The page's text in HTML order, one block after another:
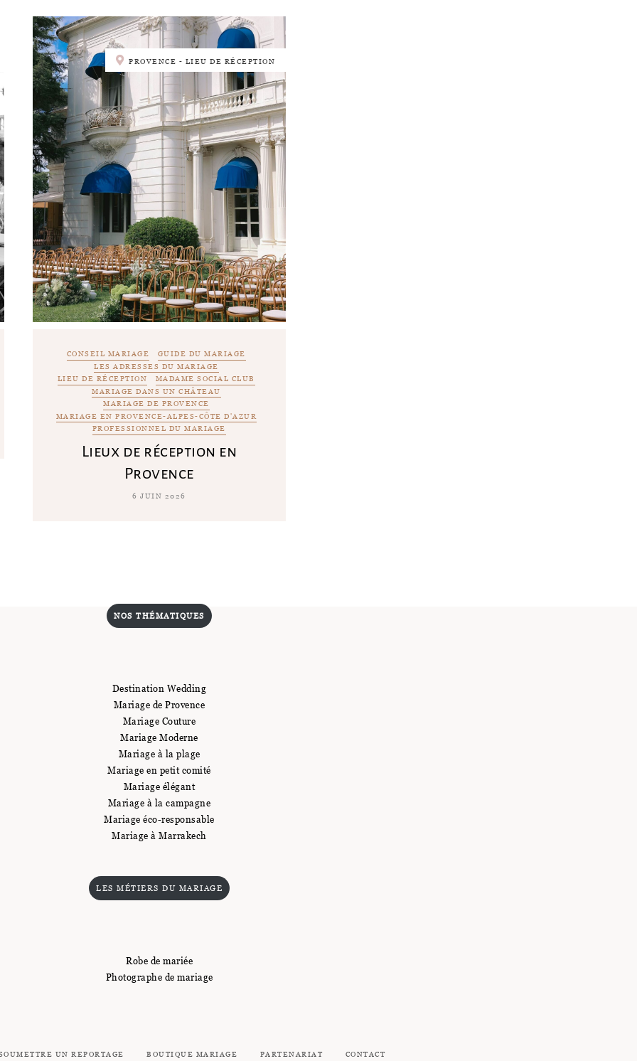
PROVENCE - LIEU DE RÉCEPTION
CONSEIL MARIAGE
GUIDE DU MARIAGE
LES ADRESSES DU MARIAGE
LIEU DE RÉCEPTION
MADAME SOCIAL CLUB
MARIAGE DANS UN CHÂTEAU
MARIAGE DE PROVENCE
MARIAGE EN PROVENCE-ALPES-CÔTE D'AZUR
PROFESSIONNEL DU MARIAGE
Lieux de réception en
Provence
6 JUIN 2026
NOS THÉMATIQUES
Destination Wedding
Mariage de Provence
Mariage Couture
Mariage Moderne
Mariage à la plage
Mariage en petit comité
Mariage élégant
Mariage à la campagne
Mariage éco-responsable
Mariage à Marrakech
LES MÉTIERS DU MARIAGE
Robe de mariée
Photographe de mariage
UN REPORTAGE BOUTIQUE MARIAGE PARTENARIAT CONTACT